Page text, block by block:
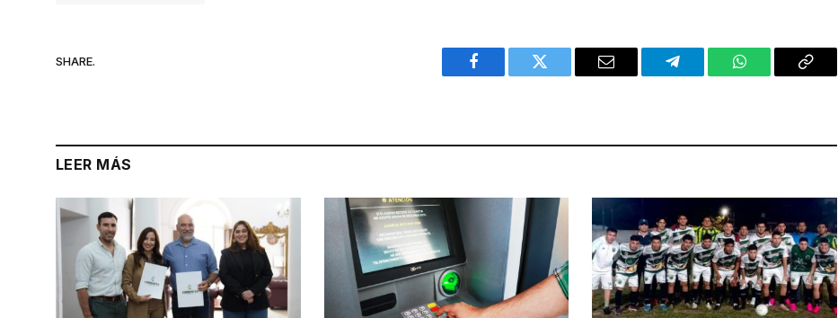
SHARE.
Facebook Twitter Email Telegram WhatsAppCopy
LEER MÁS